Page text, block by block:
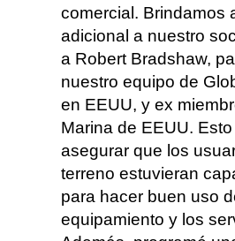
comercial. Brindamos
adicional a nuestro
a Robert Bradshaw,
nuestro equipo de
en EEUU, y ex
Marina de EEUU.
asegurar que los
terreno estuvieran
para hacer buen uso
equipamiento y los